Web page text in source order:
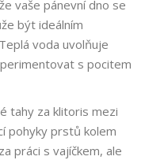
vaše pánevní dno se
být ideálním
voda uvolňuje
s pocitem
tahy za klitoris mezi
pohyky prstů kolem
práci s vajíčkem, ale